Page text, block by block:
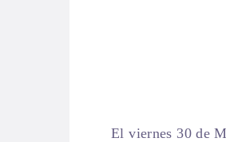
El viernes 30 de